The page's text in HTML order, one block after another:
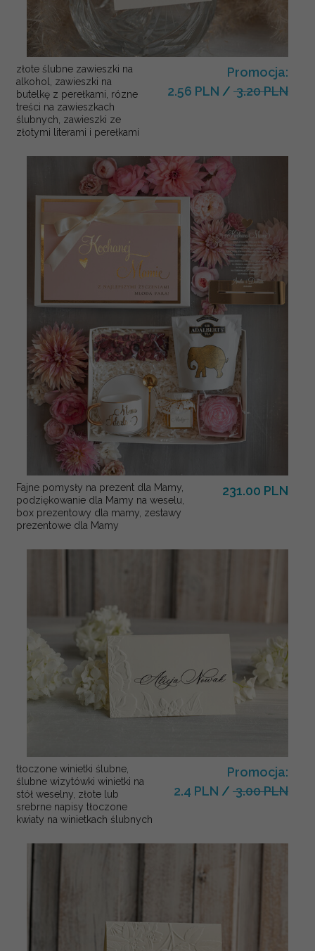
złote ślubne zawieszki na
alkohol, zawieszki na
butelkę z perełkami, rózne
treści na zawieszkach
ślubnych, zawieszki ze
złotymi literami i perełkami
Promocja:
2.56 PLN / 3.20 PLN
Fajne pomysły na prezent dla Mamy,
podziękowanie dla Mamy na weselu,
box prezentowy dla mamy, zestawy
prezentowe dla Mamy
231.00 PLN
tłoczone winietki ślubne,
ślubne wizytówki winietki na
stół weselny, złote lub
srebrne napisy tłoczone
kwiaty na winietkach ślubnych
Promocja:
2.4 PLN / 3.00 PLN